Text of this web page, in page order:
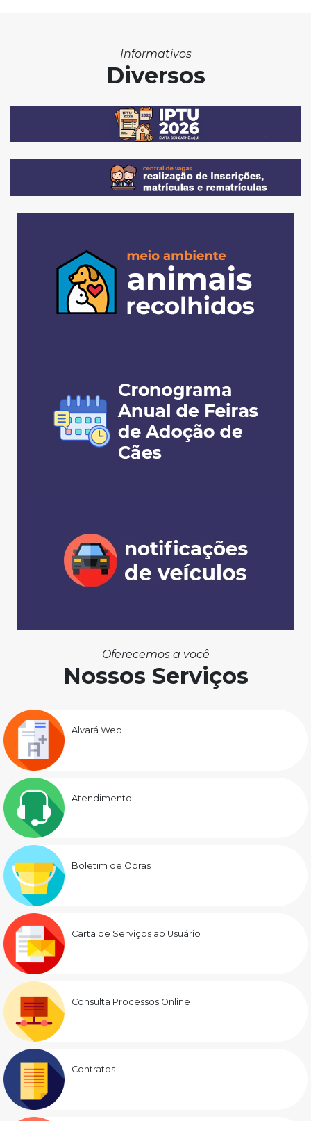
Informativos
Diversos
Oferecemos a você
Nossos Serviços
Alvará Web
Atendimento
Boletim de Obras
Carta de Serviços ao Usuário
Consulta Processos Online
Contratos